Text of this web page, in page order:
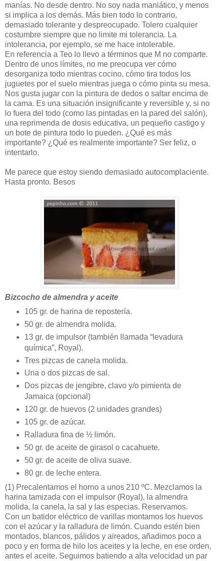
manías. No desde dentro. No soy nada maniático, y menos
si implica a los demás. Más bien todo lo contrario,
demasiado tolerante y despreocupado. Tolero cualquier
costumbre siempre que no limite mi tolerancia. La
intolerancia, por ejemplo, se me hace intolerable.
En referencia a Teo lo llevo a términos que M no comparte.
Dentro de unos límites, no me preocupa ver cómo
desorganiza todo mientras cocino, cómo tira todos los
juguetes por el suelo mientras juega o cómo pinta su mesa.
Nos gusta jugar con la pintura de dedos o saltar encima de
la cama. Es una situación insignificante y reversible y, si no
lo fuera del todo (como las pintadas en la pared del salón),
una reprimenda de dosis educativa, un pequeño castigo y
un bote de pintura todo lo pueden. ¿Qué es más
importante? ¿Qué es realmente importante? Ser feliz, o
intentarlo.
Me parece que estoy siendo demasiado autocomplaciente.
Hasta pronto. Besos
Bizcocho de almendra y aceite
105 gr. de harina de repostería.
50 gr. de almendra molida.
13 gr. de impulsor (también llamada “levadura
química”, Royal).
Tres pizcas de canela molida.
Una o dos pizcas de sal.
Dos pizcas de jengibre, clavo y/o pimienta de
Jamaica (opcional)
120 gr. de huevos (2 unidades grandes)
105 gr. de azúcar.
Ralladura fina de ½ limón.
50 gr. de aceite de girasol o cacahuete.
50 gr. de aceite de oliva suave.
80 gr. de leche entera.
(1) Precalentamos el horno a unos 210 ºC. Mezclamos la
harina tamizada con el impulsor (Royal), la almendra
molida, la canela, la sal y las especias. Reservamos.
Con un batidor eléctrico de varillas montamos los huevos
con el azúcar y la ralladura de limón. Cuando estén bien
montados, blancos, pálidos y aireados, añadimos poco a
poco y en forma de hilo los aceites y la leche, en ese orden,
antes el aceite. Seguimos batiendo a alta velocidad un par